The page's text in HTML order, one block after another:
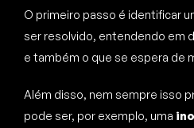
O primeiro passo é identificar
ser resolvido, entendendo em
e também o que se espera de
Além disso, nem sempre isso
pode ser, por exemplo, uma